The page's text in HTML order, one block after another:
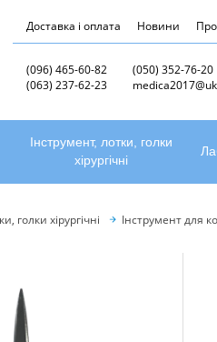
Доставка і оплата Новини
(096) 465-60-82
(050) 352-76-20
(063) 237-62-23
Інструмент, лотки, голки
хірургічні
голки хірургічні Інструмент для